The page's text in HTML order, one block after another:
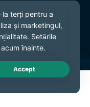
Live Chat